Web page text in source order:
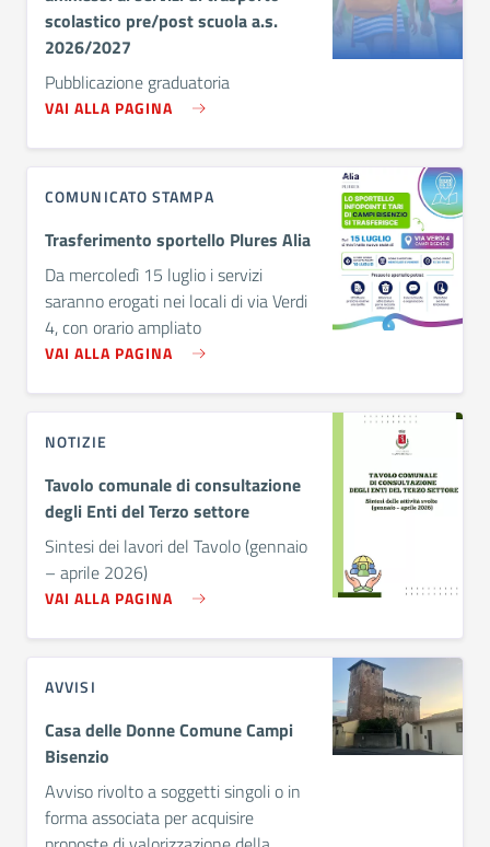
scolastico pre/post scuola a.s.
2026/2027
Pubblicazione graduatoria
VAI ALLA PAGINA
COMUNICATO STAMPA
Trasferimento sportello Plures Alia
Da mercoledì 15 luglio i servizi
saranno erogati nei locali di via Verdi
4, con orario ampliato
VAI ALLA PAGINA
NOTIZIE
Tavolo comunale di consultazione
degli Enti del Terzo settore
Sintesi dei lavori del Tavolo (gennaio
– aprile 2026)
VAI ALLA PAGINA
AVVISI
Casa delle Donne Comune Campi
Bisenzio
Avviso rivolto a soggetti singoli o in
forma associata per acquisire